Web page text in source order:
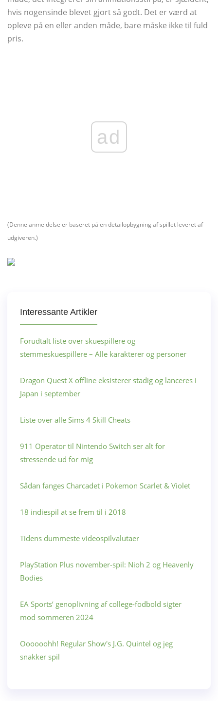
hvis nogensinde blevet gjort så godt. Det er værd at
opleve på en eller anden måde, bare måske ikke til fuld
pris.
ad
(Denne anmeldelse er baseret på en detailopbygning af spillet leveret af
udgiveren.)
Interessante Artikler
Forudtalt liste over skuespillere og
stemmeskuespillere – Alle karakterer og personer
Dragon Quest X offline eksisterer stadig og lanceres i
Japan i september
Liste over alle Sims 4 Skill Cheats
911 Operator til Nintendo Switch ser alt for
stressende ud for mig
Sådan fanges Charcadet i Pokemon Scarlet & Violet
18 indiespil at se frem til i 2018
Tidens dummeste videospilvalutaer
PlayStation Plus november-spil: Nioh 2 og Heavenly
Bodies
EA Sports’ genoplivning af college-fodbold sigter
mod sommeren 2024
Oooooohh! Regular Show's J.G. Quintel og jeg
snakker spil